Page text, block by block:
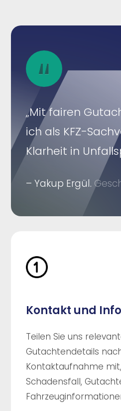
„Mit fairen
ich als KFZ-
Klarheit in
– Yakup Ergül.
Kontakt und
Teilen Sie uns
Gutachtendetails
Kontaktaufnahme
Schadensfall,